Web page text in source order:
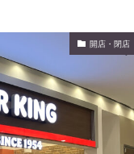
開店・閉店